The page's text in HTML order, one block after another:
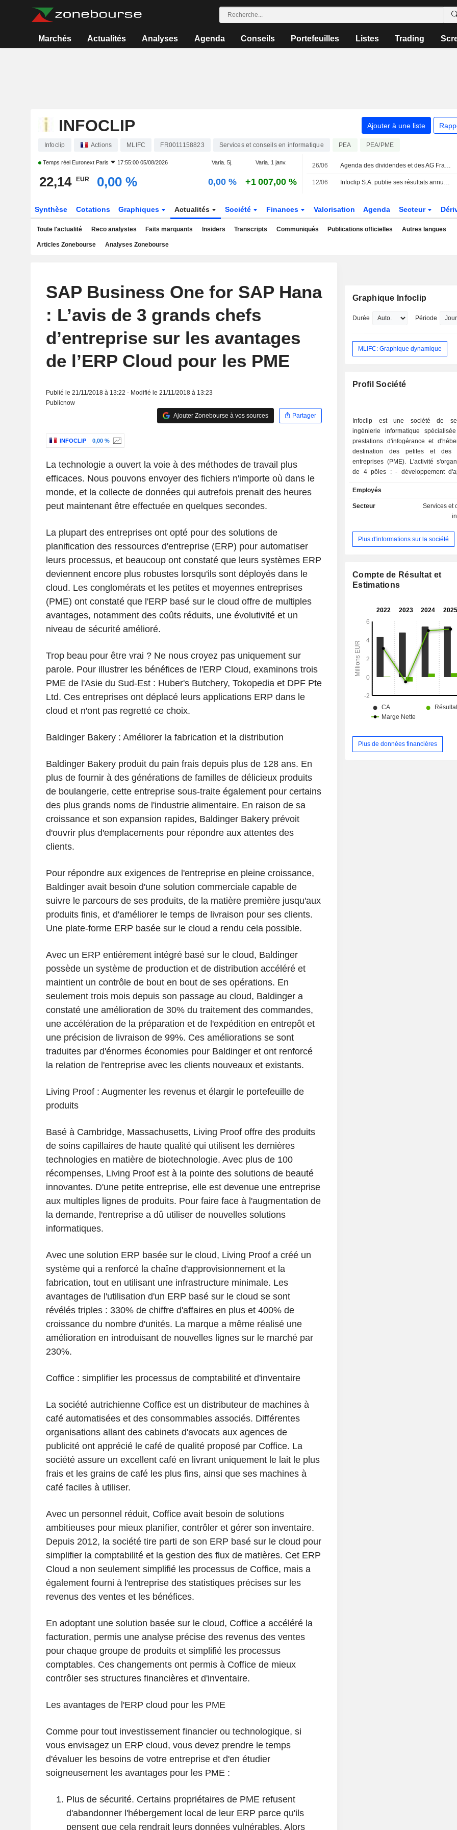
Marchés Actualités Analyses Agenda Conseils Portefeuilles Listes Trading
INFOCLIP Ajouter à une liste
Infoclip Actions MLIFC FR0011158823 Services et conseils en informatique PEA PEA/PME
Temps réel Euronext Paris 17:55:00 05/08/2026 Varia. 5j. Varia. 1 janv.
22,14 EUR 0,00 % 0,00 % +1 007,00 %
26/06 Agenda des dividendes et des AG France : embouteillage de fin de semestre
12/06 Infoclip S.A. publie ses résultats annuels pour l'exercice clos au 31 décembre 2025
Synthèse Cotations Graphiques Actualités Société Finances Valorisation Agenda Secteur
Toute l'actualité Reco analystes Faits marquants Insiders Transcripts Communiqués Publications officielles Autres langues
Articles Zonebourse Analyses Zonebourse
SAP Business One for SAP Hana
: L’avis de 3 grands chefs
d’entreprise sur les avantages
de l’ERP Cloud pour les PME
Publié le 21/11/2018 à 13:22 - Modifié le 21/11/2018 à 13:23
Publicnow
Ajouter Zonebourse à vos sources
Partager
INFOCLIP 0,00 %
La technologie a ouvert la voie à des méthodes de travail plus
efficaces. Nous pouvons envoyer des fichiers n'importe où dans le
monde, et la collecte de données qui autrefois prenait des heures
peut maintenant être effectuée en quelques secondes.
La plupart des entreprises ont opté pour des solutions de
planification des ressources d'entreprise (ERP) pour automatiser
leurs processus, et beaucoup ont constaté que leurs systèmes ERP
deviennent encore plus robustes lorsqu'ils sont déployés dans le
cloud. Les conglomérats et les petites et moyennes entreprises
(PME) ont constaté que l'ERP basé sur le cloud offre de multiples
avantages, notamment des coûts réduits, une évolutivité et un
niveau de sécurité amélioré.
Trop beau pour être vrai ? Ne nous croyez pas uniquement sur
parole. Pour illustrer les bénéfices de l'ERP Cloud, examinons trois
PME de l'Asie du Sud-Est : Huber's Butchery, Tokopedia et DPF Pte
Ltd. Ces entreprises ont déplacé leurs applications ERP dans le
cloud et n'ont pas regretté ce choix.
Baldinger Bakery : Améliorer la fabrication et la distribution
Baldinger Bakery produit du pain frais depuis plus de 128 ans. En
plus de fournir à des générations de familles de délicieux produits
de boulangerie, cette entreprise sous-traite également pour certains
des plus grands noms de l'industrie alimentaire. En raison de sa
croissance et son expansion rapides, Baldinger Bakery prévoit
d'ouvrir plus d'emplacements pour répondre aux attentes des
clients.
Pour répondre aux exigences de l'entreprise en pleine croissance,
Baldinger avait besoin d'une solution commerciale capable de
suivre le parcours de ses produits, de la matière première jusqu'aux
produits finis, et d'améliorer le temps de livraison pour ses clients.
Une plate-forme ERP basée sur le cloud a rendu cela possible.
Avec un ERP entièrement intégré basé sur le cloud, Baldinger
possède un système de production et de distribution accéléré et
maintient un contrôle de bout en bout de ses opérations. En
seulement trois mois depuis son passage au cloud, Baldinger a
constaté une amélioration de 30% du traitement des commandes,
une accélération de la préparation et de l'expédition en entrepôt et
une précision de livraison de 99%. Ces améliorations se sont
traduites par d'énormes économies pour Baldinger et ont renforcé
la relation de l'entreprise avec les clients nouveaux et existants.
Living Proof : Augmenter les revenus et élargir le portefeuille de
produits
Basé à Cambridge, Massachusetts, Living Proof offre des produits
de soins capillaires de haute qualité qui utilisent les dernières
technologies en matière de biotechnologie. Avec plus de 100
récompenses, Living Proof est à la pointe des solutions de beauté
innovantes. D'une petite entreprise, elle est devenue une entreprise
aux multiples lignes de produits. Pour faire face à l'augmentation de
la demande, l'entreprise a dû utiliser de nouvelles solutions
informatiques.
Avec une solution ERP basée sur le cloud, Living Proof a créé un
système qui a renforcé la chaîne d'approvisionnement et la
fabrication, tout en utilisant une infrastructure minimale. Les
avantages de l'utilisation d'un ERP basé sur le cloud se sont
révélés triples : 330% de chiffre d'affaires en plus et 400% de
croissance du nombre d'unités. La marque a même réalisé une
amélioration en introduisant de nouvelles lignes sur le marché par
230%.
Coffice : simplifier les processus de comptabilité et d'inventaire
La société autrichienne Coffice est un distributeur de machines à
café automatisées et des consommables associés. Différentes
organisations allant des cabinets d'avocats aux agences de
publicité ont apprécié le café de qualité proposé par Coffice. La
société assure un excellent café en livrant uniquement le lait le plus
frais et les grains de café les plus fins, ainsi que ses machines à
café faciles à utiliser.
Avec un personnel réduit, Coffice avait besoin de solutions
ambitieuses pour mieux planifier, contrôler et gérer son inventaire.
Depuis 2012, la société tire parti de son ERP basé sur le cloud pour
simplifier la comptabilité et la gestion des flux de matières. Cet ERP
Cloud a non seulement simplifié les processus de Coffice, mais a
également fourni à l'entreprise des statistiques précises sur les
revenus des ventes et les bénéfices.
En adoptant une solution basée sur le cloud, Coffice a accéléré la
facturation, permis une analyse précise des revenus des ventes
pour chaque groupe de produits et simplifié les processus
comptables. Ces changements ont permis à Coffice de mieux
contrôler ses structures financières et d'inventaire.
Les avantages de l'ERP cloud pour les PME
Comme pour tout investissement financier ou technologique, si
vous envisagez un ERP cloud, vous devez prendre le temps
d'évaluer les besoins de votre entreprise et d'en étudier
soigneusement les avantages pour les PME :
Plus de sécurité. Certains propriétaires de PME refusent
d'abandonner l'hébergement local de leur ERP parce qu'ils
pensent que cela rendrait leurs données vulnérables. Alors
Graphique Infoclip
Durée Période
MLIFC: Graphique dynamique
Profil Société
Infoclip est une société de
ingénierie informatique
prestations d'infogérance et
destination des petites et des
entreprises (PME). L'activité
de 4 pôles : - développement d'applications
infrastructures systèmes et des
d'hébergement ; - mise en place de solutions de
gestion : outils de reporting et
de la gestion des achats et des
paie, de la gestion des ressources
d'assistance technique et de
98,4% du CA est réalisé en France.
Employés
Secteur
Services et
Plus d'informations sur la société
Compte de Résultat et
Estimations
Plus de données financières